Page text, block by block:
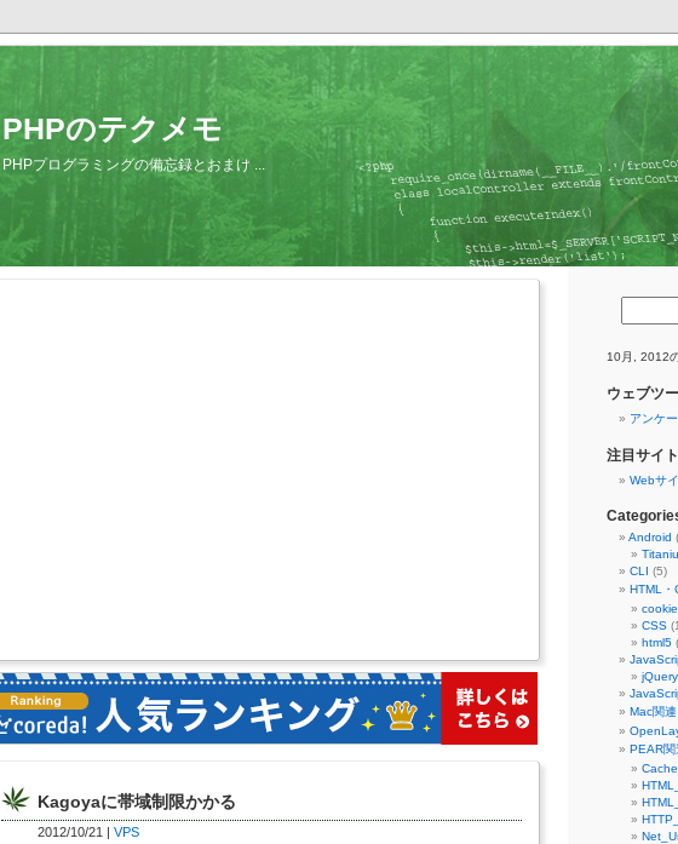
PHPのテクメモ
PHPプログラミングの備忘録とおまけ ...
Kagoyaに帯域制限かかる
2012/10/21 | VPS
10月, 2012
ウェブツ
アンケ
注目サイト
Webサ
Android
CLI (5)
HTML・
cookie
CSS
html5
jQuery
Mac関連
PEAR関